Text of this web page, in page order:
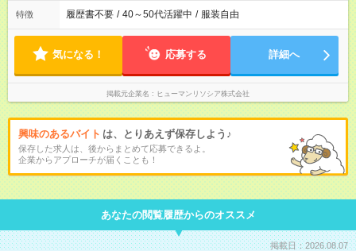
特徴 履歴書不要 / 40～50代活躍中 / 服装自由
気になる！ 応募する 詳細へ
掲載元企業名 ヒューマンリソシア株式会社
興味のあるバイト は、とりあえず保存しよう♪
保存した求人は、後からまとめて応募できるよ。
企業からアプローチが届くことも！
あなたの閲覧履歴からのオススメ
掲載日：2026.08.07